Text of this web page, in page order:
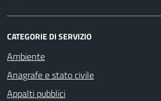
CATEGORIE DI SERVIZIO
Ambiente
Anagrafe e stato civile
Appalti pubblici